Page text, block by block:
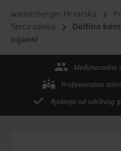
wienerberger Hrvatska
Terca opeka
Dolfino
nijansi
Međunarodno
Profesionalna
Rješenja od održivog